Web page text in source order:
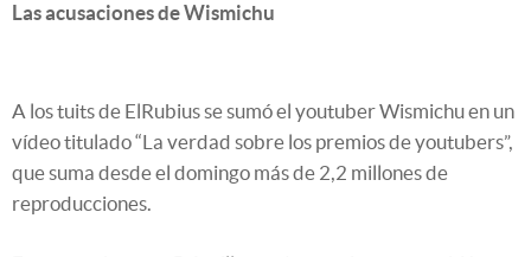
Las acusaciones de Wismichu
A los tuits de ElRubius se sumó el youtuber Wismichu en un
vídeo titulado “La verdad sobre los premios de youtubers”,
que suma desde el domingo más de 2,2 millones de
reproducciones.